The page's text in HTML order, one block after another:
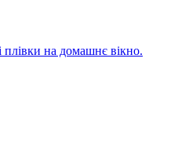
плівки на домашнє вікно.